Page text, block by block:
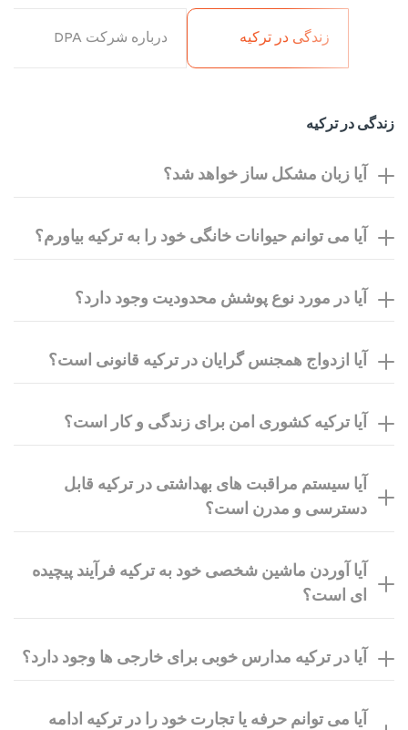
زندگی در ترکیه درباره شرکت DPA
زندگی در ترکیه
آیا زبان مشکل ساز خواهد شد؟
آیا می توانم حیوانات خانگی خود را به ترکیه بیاورم؟
آیا در مورد نوع پوشش محدودیت وجود دارد؟
آیا ازدواج همجنس گرایان در ترکیه قانونی است؟
آیا ترکیه کشوری امن برای زندگی و کار است؟
آیا سیستم مراقبت های بهداشتی در ترکیه قابل
دسترسی و مدرن است؟
آیا آوردن ماشین شخصی خود به ترکیه فرآیند پیچیده
ای است؟
آیا در ترکیه مدارس خوبی برای خارجی ها وجود دارد؟
آیا می توانم حرفه یا تجارت خود را در ترکیه ادامه